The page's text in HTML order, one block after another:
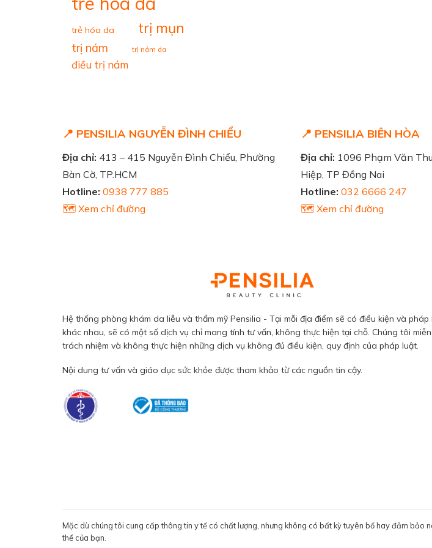
trẻ hóa da trị mụn
trị nám trị nám da
điều trị nám
📍 PENSILIA NGUYỄN ĐÌNH CHIỂU
Địa chỉ: 413 – 415 Nguyễn Đình Chiểu, Phường
Bàn Cờ, TP.HCM
Hotline: 0938 777 885
🗺️ Xem chỉ đường
📍 PENSILIA BIÊN HÒA
Địa chỉ: 1096 Phạm Văn
Hiệp, TP Đồng Nai
Hotline: 032 6666 247
🗺️ Xem chỉ đường
Hệ thống phòng khám da liễu và thẩm mỹ Pensilia - Tại mỗi địa điểm sẽ có điều kiện và pháp
khác nhau, sẽ có một số dịch vụ chỉ mang tính tư vấn, không thực hiện tại chỗ. Chúng tôi
trách nhiệm và không thực hiện những dịch vụ không đủ điều kiện, quy định của pháp luật.
Nội dung tư vấn và giáo dục sức khỏe được tham khảo từ các nguồn tin cậy.
Mặc dù chúng tôi cung cấp thông tin y tế có chất lượng, nhưng không có bất kỳ tuyên bố hay đảm bảo
thể của bạn.